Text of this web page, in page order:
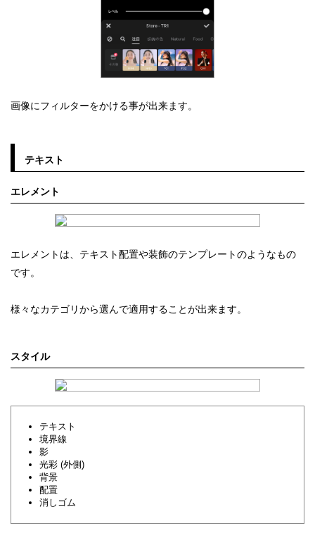
画像にフィルターをかける事が出来ます。
テキスト
エレメント
エレメントは、テキスト配置や装飾のテンプレートのようなもの
です。
様々なカテゴリから選んで適用することが出来ます。
スタイル
テキスト
境界線
影
光彩 (外側)
背景
配置
消しゴム